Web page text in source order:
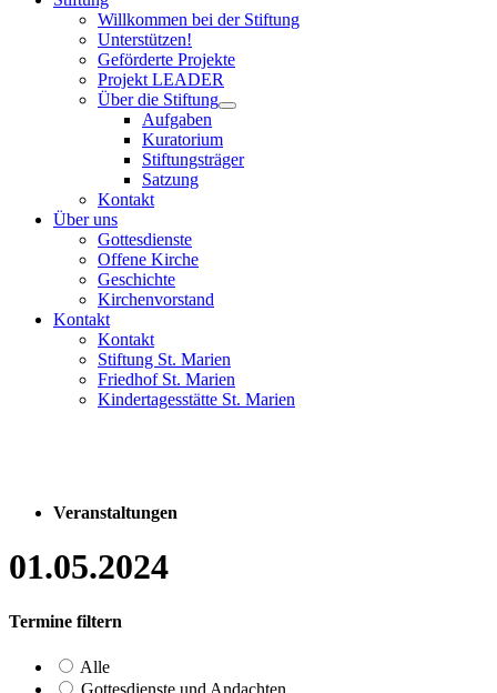
Willkommen bei der Stiftung
Unterstützen!
Geförderte Projekte
Projekt LEADER
Über die Stiftung
Aufgaben
Kuratorium
Stiftungsträger
Satzung
Kontakt
Über uns
Gottesdienste
Offene Kirche
Geschichte
Kirchenvorstand
Kontakt
Kontakt
Stiftung St. Marien
Friedhof St. Marien
Kindertagesstätte St. Marien
Veranstaltungen
01.05.2024
Termine filtern
Alle